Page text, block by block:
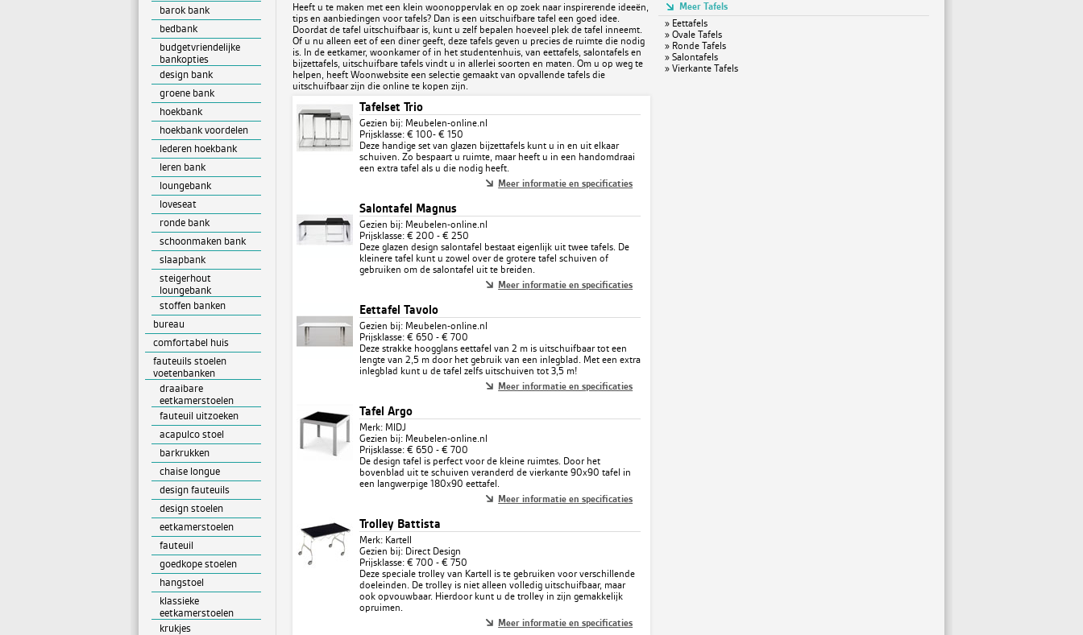
Heeft u te maken met een klein woonoppervlak en op zoek naar inspirerende ideeën,
tips en aanbiedingen voor tafels? Dan is een uitschuifbare tafel een goed idee.
Doordat de tafel uitschuifbaar is, kunt u zelf bepalen hoeveel plek de tafel inneemt.
Of u nu alleen eet of een diner geeft, deze tafels geven u precies de ruimte die nodig
is. In de eetkamer, woonkamer of in het studentenhuis, van eettafels, salontafels en
bijzettafels, uitschuifbare tafels vindt u in allerlei soorten en maten. Om u op weg te
helpen, heeft Woonwebsite een selectie gemaakt van opvallende tafels die
uitschuifbaar zijn die online te kopen zijn.
Tafelset Trio
Gezien bij: Meubelen-online.nl
Prijsklasse: € 100- € 150
Deze handige set van glazen bijzettafels kunt u in en uit elkaar
schuiven. Zo bespaart u ruimte, maar heeft u in een handomdraai
een extra tafel als u die nodig heeft.
Meer informatie en specificaties
Salontafel Magnus
Gezien bij: Meubelen-online.nl
Prijsklasse: € 200 - € 250
Deze glazen design salontafel bestaat eigenlijk uit twee tafels. De
kleinere tafel kunt u zowel over de grotere tafel schuiven of
gebruiken om de salontafel uit te breiden.
Meer informatie en specificaties
Eettafel Tavolo
Gezien bij: Meubelen-online.nl
Prijsklasse: € 650 - € 700
Deze strakke hoogglans eettafel van 2 m is uitschuifbaar tot een
lengte van 2,5 m door het gebruik van een inlegblad. Met een extra
inlegblad kunt u de tafel zelfs uitschuiven tot 3,5 m!
Meer informatie en specificaties
Tafel Argo
Merk: MIDJ
Gezien bij: Meubelen-online.nl
Prijsklasse: € 650 - € 700
De design tafel is perfect voor de kleine ruimtes. Door het
bovenblad uit te schuiven veranderd de vierkante 90x90 tafel in
een langwerpige 180x90 eettafel.
Meer informatie en specificaties
Trolley Battista
Merk: Kartell
Gezien bij: Direct Design
Prijsklasse: € 700 - € 750
Deze speciale trolley van Kartell is te gebruiken voor verschillende
doeleinden. De trolley is niet alleen volledig uitschuifbaar, maar
ook opvouwbaar. Hierdoor kunt u de trolley in zijn gemakkelijk
opruimen.
Meer informatie en specificaties
Meer Tafels
» Eettafels
» Ovale Tafels
» Ronde Tafels
» Salontafels
» Vierkante Tafels
barok bank
bedbank
budgetvriendelijke
bankopties
design bank
groene bank
hoekbank
hoekbank voordelen
lederen hoekbank
leren bank
loungebank
loveseat
ronde bank
schoonmaken bank
slaapbank
steigerhout
loungebank
stoffen banken
bureau
comfortabel huis
fauteuils stoelen
voetenbanken
draaibare
eetkamerstoelen
fauteuil uitzoeken
acapulco stoel
barkrukken
chaise longue
design fauteuils
design stoelen
eetkamerstoelen
fauteuil
goedkope stoelen
hangstoel
klassieke
eetkamerstoelen
krukjes